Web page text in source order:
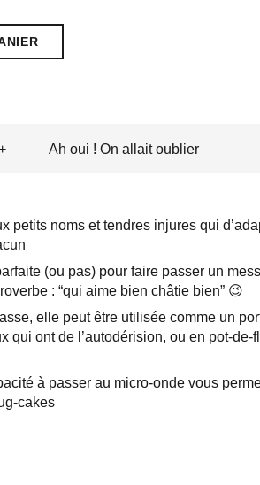
Ah oui ! On allait oublier
petits noms et tendres injures qui
(ou pas) pour faire passer un
: “qui aime bien châtie bien” 😉
elle peut être utilisée comme un
qui ont de l’autodérision, ou en pot-de-
à passer au micro-onde vous
cakes